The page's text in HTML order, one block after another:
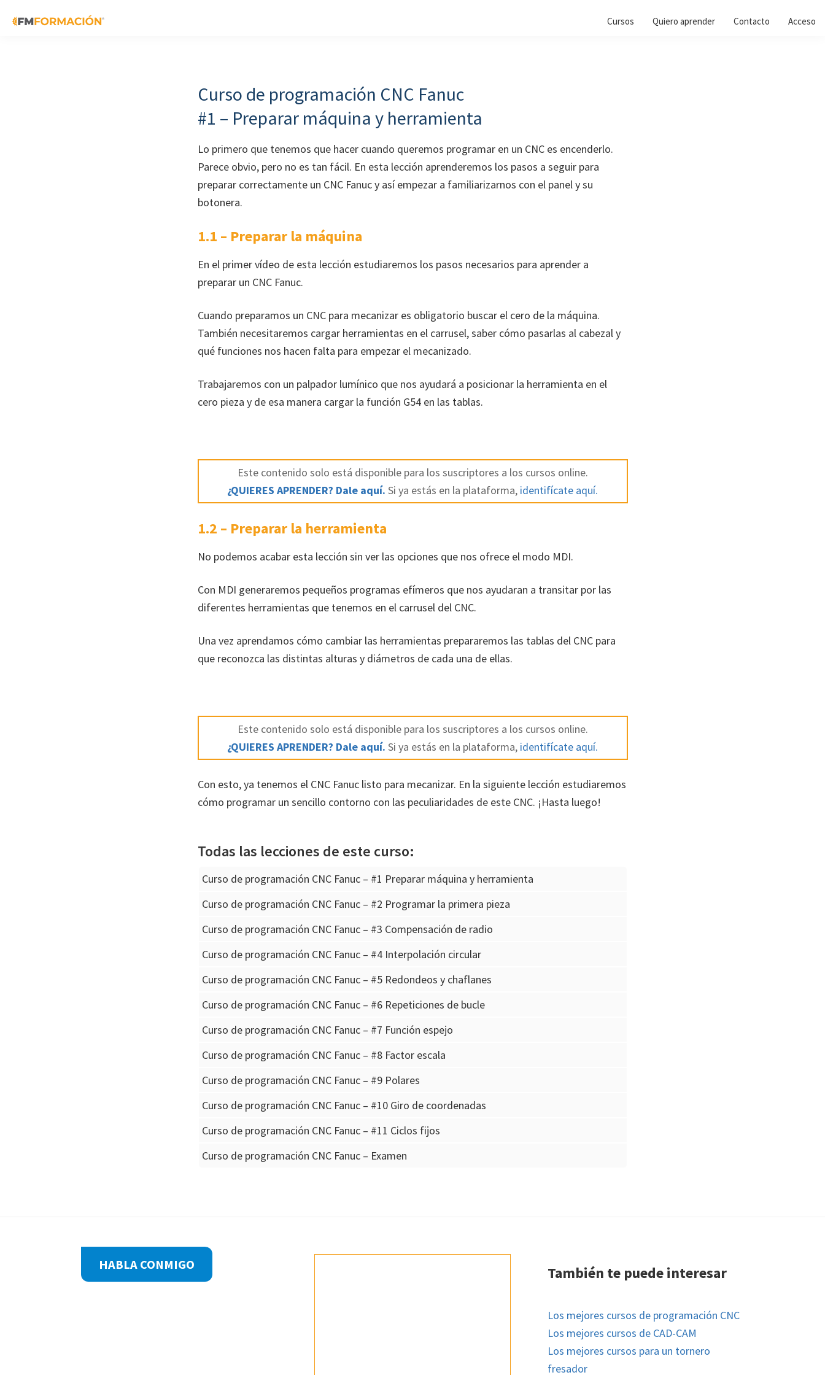
Cursos Quiero aprender Contacto Acceso
Curso de programación CNC Fanuc
#1 – Preparar máquina y herramienta
Lo primero que tenemos que hacer cuando queremos programar en un CNC es encenderlo.
Parece obvio, pero no es tan fácil. En esta lección aprenderemos los pasos a seguir para
preparar correctamente un CNC Fanuc y así empezar a familiarizarnos con el panel y su
botonera.
1.1 – Preparar la máquina
En el primer vídeo de esta lección estudiaremos los pasos necesarios para aprender a
preparar un CNC Fanuc.
Cuando preparamos un CNC para mecanizar es obligatorio buscar el cero de la máquina.
También necesitaremos cargar herramientas en el carrusel, saber cómo pasarlas al cabezal y
qué funciones nos hacen falta para empezar el mecanizado.
Trabajaremos con un palpador lumínico que nos ayudará a posicionar la herramienta en el
cero pieza y de esa manera cargar la función G54 en las tablas.
Este contenido solo está disponible para los suscriptores a los cursos online.
¿QUIERES APRENDER? Dale aquí. Si ya estás en la plataforma, identifícate aquí.
1.2 – Preparar la herramienta
No podemos acabar esta lección sin ver las opciones que nos ofrece el modo MDI.
Con MDI generaremos pequeños programas efímeros que nos ayudaran a transitar por las
diferentes herramientas que tenemos en el carrusel del CNC.
Una vez aprendamos cómo cambiar las herramientas prepararemos las tablas del CNC para
que reconozca las distintas alturas y diámetros de cada una de ellas.
Este contenido solo está disponible para los suscriptores a los cursos online.
¿QUIERES APRENDER? Dale aquí. Si ya estás en la plataforma, identifícate aquí.
Con esto, ya tenemos el CNC Fanuc listo para mecanizar. En la siguiente lección estudiaremos
cómo programar un sencillo contorno con las peculiaridades de este CNC. ¡Hasta luego!
Todas las lecciones de este curso:
Curso de programación CNC Fanuc – #1 Preparar máquina y herramienta
Curso de programación CNC Fanuc – #2 Programar la primera pieza
Curso de programación CNC Fanuc – #3 Compensación de radio
Curso de programación CNC Fanuc – #4 Interpolación circular
Curso de programación CNC Fanuc – #5 Redondeos y chaflanes
Curso de programación CNC Fanuc – #6 Repeticiones de bucle
Curso de programación CNC Fanuc – #7 Función espejo
Curso de programación CNC Fanuc – #8 Factor escala
Curso de programación CNC Fanuc – #9 Polares
Curso de programación CNC Fanuc – #10 Giro de coordenadas
Curso de programación CNC Fanuc – #11 Ciclos fijos
Curso de programación CNC Fanuc – Examen
HABLA CONMIGO También te puede interesar
Los mejores cursos de programación CNC
Los mejores cursos de CAD-CAM
Los mejores cursos para un tornero
fresador